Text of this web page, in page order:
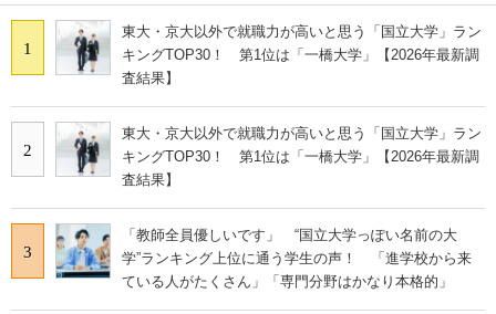
1
東大・京大以外で就職力が高いと思う「国立大学」ラン
キングTOP30！ 第1位は「一橋大学」【2026年最新調
査結果】
2
東大・京大以外で就職力が高いと思う「国立大学」ラン
キングTOP30！ 第1位は「一橋大学」【2026年最新調
査結果】
3
「教師全員優しいです」 “国立大学っぽい名前の大
学”ランキング上位に通う学生の声！ 「進学校から来
ている人がたくさん」「専門分野はかなり本格的」